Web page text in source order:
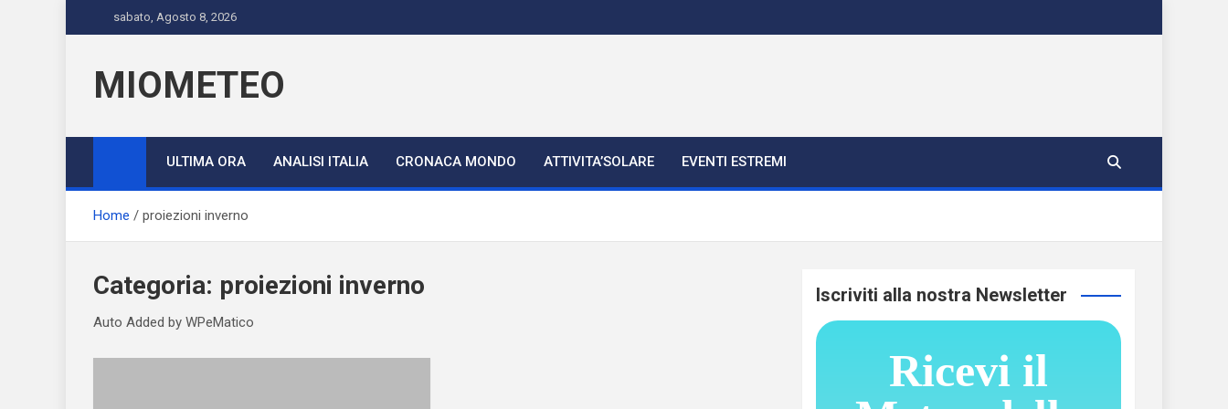
to
sabato, Agosto 8, 2026
MIOMETEO
ULTIMA ORA ANALISI ITALIA CRONACA MONDO ATTIVITA’SOLARE EVENTI ESTREMI
Home proiezioni inverno
Categoria: proiezioni inverno
Auto Added by WPeMatico
Iscriviti alla nostra Newsletter
Ricevi il